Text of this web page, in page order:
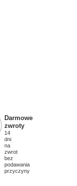
Darmowe
zwroty
14
dni
na
zwrot
bez
podawania
przyczyny